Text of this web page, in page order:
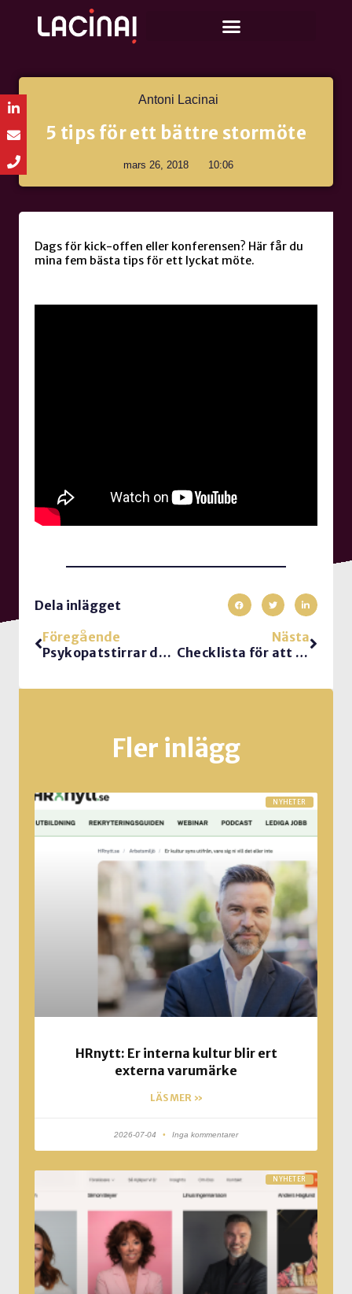
Antoni Lacinai
5 tips för ett bättre stormöte
mars 26, 2018 10:06
Dags för kick-offen eller konferensen? Här får du
mina fem bästa tips för ett lyckat möte.
Dela inlägget
Föregående
Psykopatstirrar du eller flackar du med blicken? Om ögonkontaktens betydelse.
Nästa
Checklista för att skapa framgångsrika konferenser
Fler inlägg
NYHETER
HRnytt: Er interna kultur blir ert
externa varumärke
LÄS MER »
2026-07-04 Inga kommentarer
NYHETER